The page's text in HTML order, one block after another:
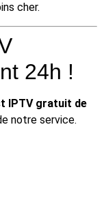
cher.
24h !
IPTV gratuit de
notre service.